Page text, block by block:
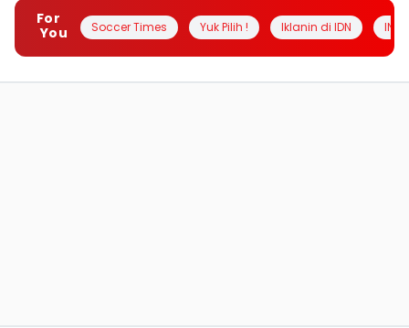
For
You
Soccer Times Yuk Pilih ! Iklanin di IDN